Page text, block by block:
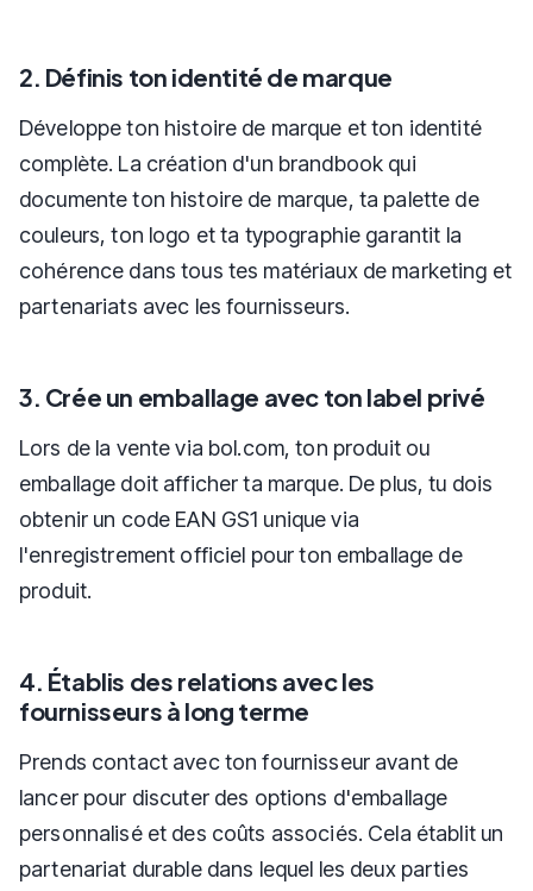
2. Définis ton identité de marque
Développe ton histoire de marque et ton identité
complète. La création d'un brandbook qui
documente ton histoire de marque, ta palette de
couleurs, ton logo et ta typographie garantit la
cohérence dans tous tes matériaux de marketing et
partenariats avec les fournisseurs.
3. Crée un emballage avec ton label privé
Lors de la vente via bol.com, ton produit ou
emballage doit afficher ta marque. De plus, tu dois
obtenir un code EAN GS1 unique via
l'enregistrement officiel pour ton emballage de
produit.
4. Établis des relations avec les
fournisseurs à long terme
Prends contact avec ton fournisseur avant de
lancer pour discuter des options d'emballage
personnalisé et des coûts associés. Cela établit un
partenariat durable dans lequel les deux parties